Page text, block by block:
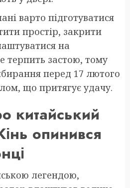
варто підготуватися
простір, закрити
на
терпить застою, тому
перед 17 лютого
що притягує удачу.
китайський
опинився
легендою,